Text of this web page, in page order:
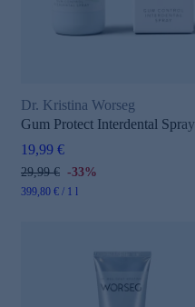
Dr. Kristina Worseg
Gum Protect Interdental Spray
19,99 €
29,99 € -33%
399,80 € / 1 l